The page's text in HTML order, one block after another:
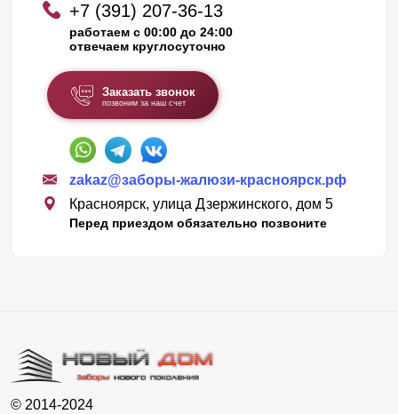
+7 (391) 207-36-13
работаем с 00:00 до 24:00
отвечаем круглосуточно
Заказать звонок
позвоним за наш счет
zakaz@заборы-жалюзи-красноярск.рф
Красноярск, улица Дзержинского, дом 5
Перед приездом обязательно позвоните
© 2014-2024